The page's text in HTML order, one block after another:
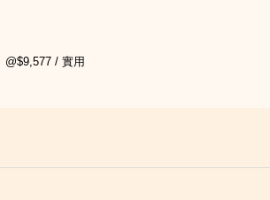
@$9,577 / 實用